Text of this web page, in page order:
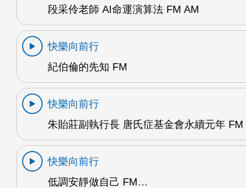
段采伶老師 AI命運演算法 FM AM
快樂向前行
紀伯倫的先知 FM
快樂向前行
朱貽莊副執行長 唐氏症基金會永續元年 FM
快樂向前行
低調安靜做自己 FM…